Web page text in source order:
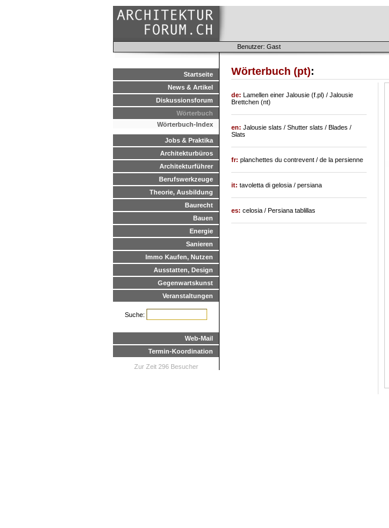
Benutzer: Gast
Startseite
News & Artikel
Diskussionsforum
Wörterbuch
Wörterbuch-Index
Jobs & Praktika
Architekturbüros
Architekturführer
Berufswerkzeuge
Theorie, Ausbildung
Baurecht
Bauen
Energie
Sanieren
Immo Kaufen, Nutzen
Ausstatten, Design
Gegenwartskunst
Veranstaltungen
Suche:
Web-Mail
Termin-Koordination
Zur Zeit 296 Besucher
Wörterbuch (pt):
de: Lamellen einer Jalousie (f.pl) / Jalousie
Brettchen (nt)
en: Jalousie slats / Shutter slats / Blades /
Slats
fr: planchettes du contrevent / de la persienne
it: tavoletta di gelosia / persiana
es: celosia / Persiana tablillas